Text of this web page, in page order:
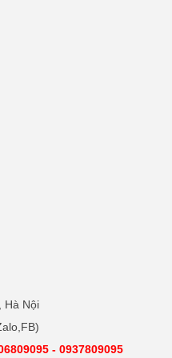
Hà Nội
- 0937809095